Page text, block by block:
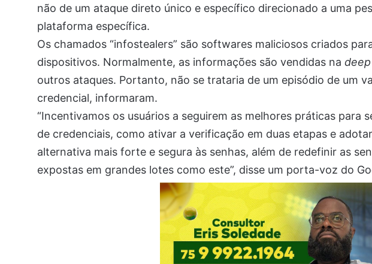
não de um ataque direto único e específico direcionado a uma
plataforma específica.
Os chamados “infostealers” são softwares maliciosos criados
dispositivos. Normalmente, as informações são vendidas na
outros ataques. Portanto, não se trataria de um episódio de um
credencial, informaram.
“Incentivamos os usuários a seguirem as melhores práticas para
de credenciais, como ativar a verificação em duas etapas e
alternativa mais forte e segura às senhas, além de redefinir as
expostas em grandes lotes como este”, disse um porta-voz do